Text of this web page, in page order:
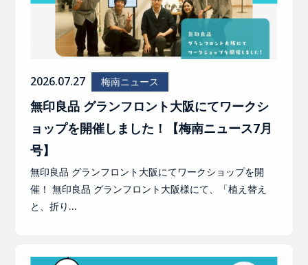
2026.07.27 梅南ニュース
無印良品 グランフロント大阪にてワークシ
ョップを開催しました！【梅南ニュース7月
号】
無印良品 グランフロント大阪にてワークショップを開
催！ 無印良品 グランフロント大阪様にて、「植え替え
と、折り…